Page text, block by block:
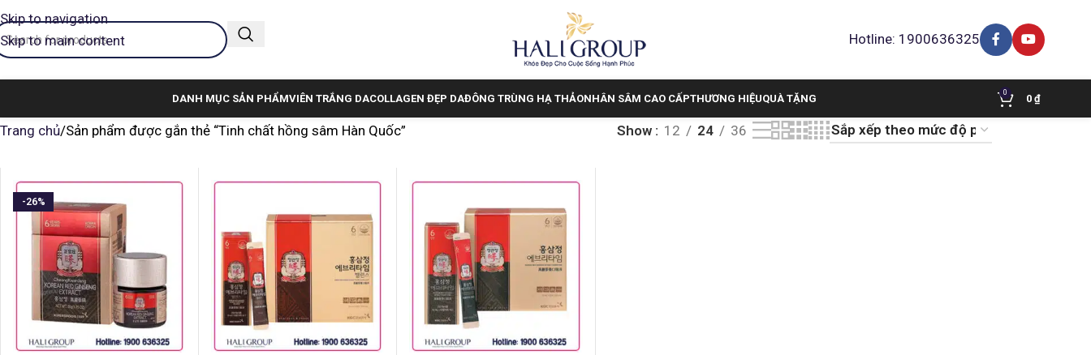
Skip to navigation
Skip to main content
Hotline: 1900636325
DANH MỤC SẢN PHẨMVIÊN TRẮNG DACOLLAGEN ĐẸP DAĐÔNG TRÙNG HẠ THẢONHÂN SÂM CAO CẤPTHƯƠNG HIỆUQUÀ TẶNG 0
0 ₫
Trang chủ Sản phẩm được gắn thẻ “Tinh chất hồng sâm Hàn Quốc” Show 12 24 36
-26%